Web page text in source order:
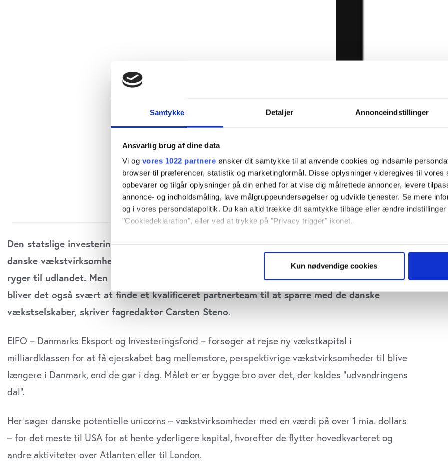
Samtykke Detaljer Annonceindstillinger
Ansvarlig brug af dine data
Vi og vores 1022 partnere ønsker dit samtykke til at anvende cookies og indsamle
browser til præferencer, statistik og marketingformål. Disse oplysninger videregives til vores
opbevarer og tilgår oplysninger på din enhed for at vise dig målrettede annoncer, levere
annonce- og indholdsmåling, lave målgruppeundersøgelser og udvikle tjenester. Se mere
og i vores persondatapolitik. Du kan altid trække dit samtykke tilbage eller ændre indstillinger
"Cookiedeklaration", eller ved at trykke på "Privacy trigger" ikonet.
Hvis du tillader det, vil vi også gerne:
Identificere din enhed baseret på en scanning af dens unikke karakteristika
Vi bruger cookies til at tilpasse vores indhold og annoncer, til at vise dig funktioner til sociale
vores trafik. Vi deler også oplysninger om din brug af vores website med vores partnere
dem, eller som de har indsamlet fra din brug af deres tjenester. Du samtykker til vores
anvende vores hjemmeside.
Kun nødvendige cookies
Den statslige investeringsfond vil rejse op mod 10 mia. til en ny fond til investering i
danske vækstvirk­somheder, typisk c- og d-runder, og altså dér, hvor successelskaber typisk
ryger til udlandet. Men dan­ske pensionskasser vender tommelfingeren nedad. Herhjemme
bliver det også svært at finde et kvalifi­ceret partnerteam til at sparre med de danske
vækst­selskaber, skriver fagredaktør Carsten Steno.
EIFO – Danmarks Eksport og Investeringsfond – forsøger at rejse ny vækstkapital i
milliardklassen for at få ejerskabet bag mellemstore, perspektivrige vækstvirksomheder til blive
længere i Danmark, end de gør i dag. Målet er er bygge bro over det, der kaldes ”udvandringens
dal”.
Her søger danske potentielle unicorns – vækstvirksomhe­der med en værdi på over 1 mia. dollars
– for det meste til USA for at hente yderligere kapital, hvorefter de flytter hoved­kvarteret og
andre aktiviteter over Atlanten eller til London.